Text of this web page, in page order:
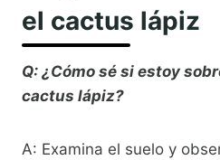
el cactus lápiz
Q: ¿Cómo sé si estoy
cactus lápiz?
A: Examina el suelo y